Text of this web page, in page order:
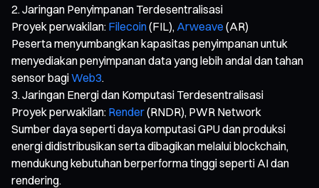
Jaringan Penyimpanan Terdesentralisasi
Proyek perwakilan: Filecoin(FIL), Arweave (AR)
Peserta menyumbangkan kapasitas penyimpanan untuk
menyediakan penyimpanan data yang lebih andal dan tahan
sensor bagiWeb3.
Jaringan Energi dan Komputasi Terdesentralisasi
Proyek perwakilan: Render(RNDR), PWR Network
Sumber daya seperti daya komputasi GPU dan produksi
energi didistribusikan serta dibagikan melalui blockchain,
mendukung kebutuhan berperforma tinggi seperti AI dan
rendering.